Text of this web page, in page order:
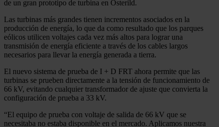
de un gran prototipo de turbina en Osterild.
Las turbinas más grandes tienen incrementos asociados en la
producción de energía, lo que da como resultado que los parques
eólicos utilicen voltajes cada vez más altos para lograr una
transmisión de energía eficiente a través de los cables largos
necesarios para llevar la energía generada a tierra.
El nuevo sistema de prueba de I + D FRT ahora permite que las
turbinas se prueben directamente a la tensión de funcionamiento de
66 kV, evitando cualquier transformador de ajuste que convierta la
configuración de prueba a 33 kV.
“El equipo de prueba con voltaje de salida de 66 kV que se
necesitaba no estaba disponible en el mercado. Aplicamos nuestra